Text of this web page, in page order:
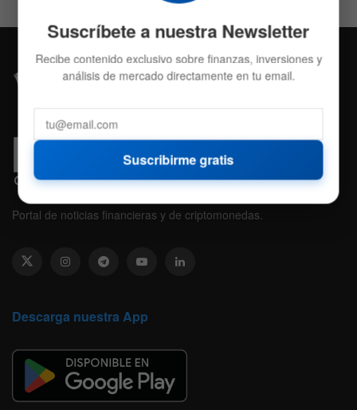
Portal de noticias financieras y de criptomonedas.
Descarga nuestra App
Suscríbete a nuestra Newsletter
Recibe contenido exclusivo sobre finanzas, inversiones y
análisis de mercado directamente en tu email.
Suscribirme gratis